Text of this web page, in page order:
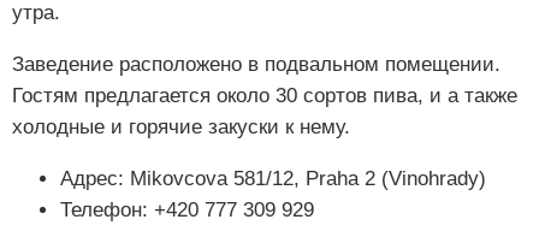
утра.
Заведение расположено в подвальном помещении.
Гостям предлагается около 30 сортов пива, и а также
холодные и горячие закуски к нему.
Адрес: Mikovcova 581/12, Praha 2 (Vinohrady)
Телефон: +420 777 309 929